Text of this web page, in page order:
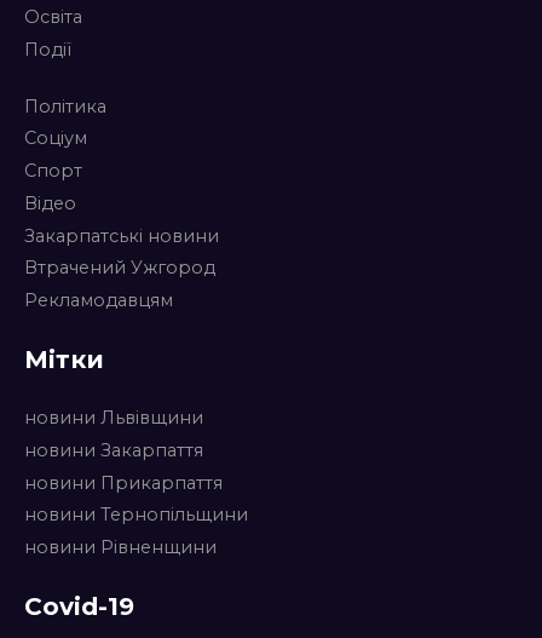
Освіта
Події
Політика
Соціум
Спорт
Відео
Закарпатські новини
Втрачений Ужгород
Рекламодавцям
Мітки
новини Львівщини
новини Закарпаття
новини Прикарпаття
новини Тернопільщини
новини Рівненщини
Covid-19